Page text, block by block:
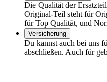
Die Qualität der
Original-Teil steht für
für Top Qualität, und
Versicherung
Du kannst auch bei uns
abschließen. Auch für